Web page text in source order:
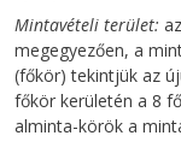
Mintavételi terület:
megegyezően, a
(főkör) tekintjük az
főkör kerületén a 8
alminta-körök a